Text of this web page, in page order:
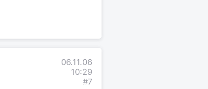
06.11.06
10:29
#7